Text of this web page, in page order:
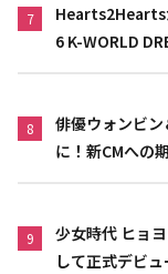
7
Hearts2Hearts
6 K-WORLD
8
俳優ウォンビ
に！新CMへの
9
少女時代 ヒョ
して正式デビ